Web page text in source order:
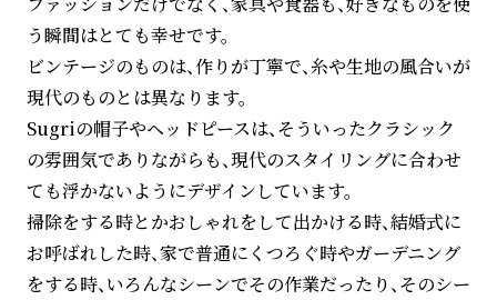
う瞬間はとても幸せです。
ビンテージのものは、作りが丁寧で、糸や生地の風合いが
現代のものとは異なります。
Sugriの帽子やヘッドピースは、そういったクラシック
の雰囲気でありながらも、現代のスタイリングに合わせ
ても浮かないようにデザインしています。
掃除をする時とかおしゃれをして出かける時、結婚式に
お呼ばれした時、家で普通にくつろぐ時やガーデニング
をする時、いろんなシーンでその作業だったり、そのシー